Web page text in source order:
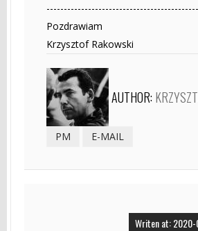
Pozdrawiam
Krzysztof Rakowski
AUTHOR:
PM E-MAIL
Writen at: